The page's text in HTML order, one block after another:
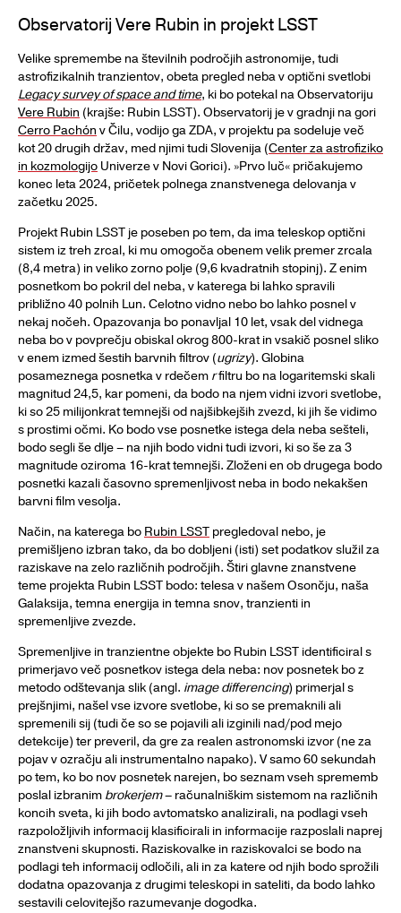
Observatorij Vere Rubin in projekt LSST
Velike spremembe na številnih področjih astronomije, tudi
astrofizikalnih tranzientov, obeta pregled neba v optični svetlobi
Legacy survey of space and time, ki bo potekal na Observatoriju
Vere Rubin (krajše: Rubin LSST). Observatorij je v gradnji na gori
Cerro Pachón v Čilu, vodijo ga ZDA, v projektu pa sodeluje več
kot 20 drugih držav, med njimi tudi Slovenija (Center za astrofiziko
in kozmologijo Univerze v Novi Gorici). »Prvo luč« pričakujemo
konec leta 2024, pričetek polnega znanstvenega delovanja v
začetku 2025.
Projekt Rubin LSST je poseben po tem, da ima teleskop optični
sistem iz treh zrcal, ki mu omogoča obenem velik premer zrcala
(8,4 metra) in veliko zorno polje (9,6 kvadratnih stopinj). Z enim
posnetkom bo pokril del neba, v katerega bi lahko spravili
približno 40 polnih Lun. Celotno vidno nebo bo lahko posnel v
nekaj nočeh. Opazovanja bo ponavljal 10 let, vsak del vidnega
neba bo v povprečju obiskal okrog 800-krat in vsakič posnel sliko
v enem izmed šestih barvnih filtrov (ugrizy). Globina
posameznega posnetka v rdečem rfiltru bo na logaritemski skali
magnitud 24,5, kar pomeni, da bodo na njem vidni izvori svetlobe,
ki so 25 milijonkrat temnejši od najšibkejših zvezd, ki jih še vidimo
s prostimi očmi. Ko bodo vse posnetke istega dela neba sešteli,
bodo segli še dlje – na njih bodo vidni tudi izvori, ki so še za 3
magnitude oziroma 16-krat temnejši. Zloženi en ob drugega bodo
posnetki kazali časovno spremenljivost neba in bodo nekakšen
barvni film vesolja.
Način, na katerega bo Rubin LSST pregledoval nebo, je
premišljeno izbran tako, da bo dobljeni (isti) set podatkov služil za
raziskave na zelo različnih področjih. Štiri glavne znanstvene
teme projekta Rubin LSST bodo: telesa v našem Osončju, naša
Galaksija, temna energija in temna snov, tranzienti in
spremenljive zvezde.
Spremenljive in tranzientne objekte bo Rubin LSST identificiral s
primerjavo več posnetkov istega dela neba: nov posnetek bo z
metodo odštevanja slik (angl. image differencing) primerjal s
prejšnjimi, našel vse izvore svetlobe, ki so se premaknili ali
spremenili sij (tudi če so se pojavili ali izginili nad/pod mejo
detekcije) ter preveril, da gre za realen astronomski izvor (ne za
pojav v ozračju ali instrumentalno napako). V samo 60 sekundah
po tem, ko bo nov posnetek narejen, bo seznam vseh sprememb
poslal izbranim brokerjem– računalniškim sistemom na različnih
koncih sveta, ki jih bodo avtomatsko analizirali, na podlagi vseh
razpoložljivih informacij klasificirali in informacije razposlali naprej
znanstveni skupnosti. Raziskovalke in raziskovalci se bodo na
podlagi teh informacij odločili, ali in za katere od njih bodo sprožili
dodatna opazovanja z drugimi teleskopi in sateliti, da bodo lahko
sestavili celovitejšo razumevanje dogodka.